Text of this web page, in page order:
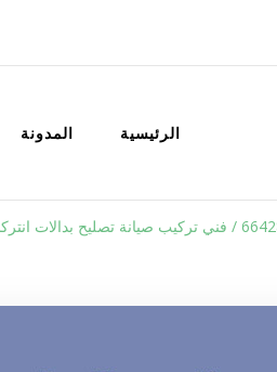
الرئيسية المدونة